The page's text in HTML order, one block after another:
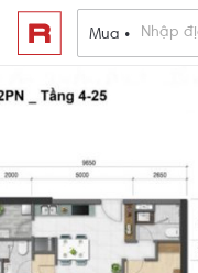
Mua •